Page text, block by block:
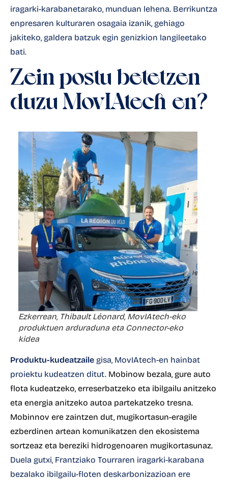
iragarki-karabanetarako, munduan lehena. Berrikuntza
enpresaren kulturaren osagaia izanik, gehiago
jakiteko, galdera batzuk egin genizkion langileetako
bati.
Zein postu betetzen
duzu MovIAtech-en?
Ezkerrean, Thibault Léonard, MovIAtech-eko
produktuen arduraduna eta Connector-eko
kidea
Produktu-kudeatzaile gisa, MovIAtech-en hainbat
proiektu kudeatzen ditut. Mobinow bezala, gure auto
flota kudeatzeko, erreserbatzeko eta ibilgailu anitzeko
eta energia anitzeko autoa partekatzeko tresna.
Mobinnov ere zaintzen dut, mugikortasun-eragile
ezberdinen artean komunikatzen den ekosistema
sortzeaz eta bereziki hidrogenoaren mugikortasunaz.
Duela gutxi, Frantziako Tourraren iragarki-karabana
bezalako ibilgailu-floten deskarbonizazioan ere